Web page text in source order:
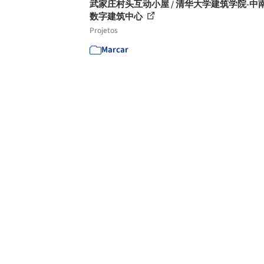
武家庄村头互动小屋 / 清华大学建筑学院-中
数字建筑中心
Projetos
Marcar